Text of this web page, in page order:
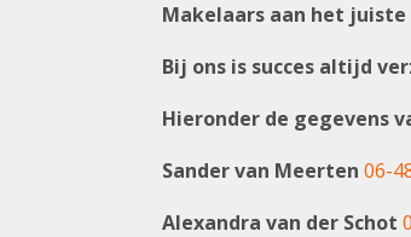
Makelaars aan het juiste
Bij ons is succes altijd
Hieronder de gegevens
Sander van Meerten 06-
Alexandra van der Schot